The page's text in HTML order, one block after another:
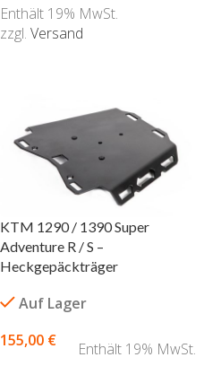
Enthält 19% MwSt.
zzgl. Versand
KTM 1290 / 1390 Super
Adventure R / S –
Heckgepäckträger
Auf Lager
155,00 €
Enthält 19% MwSt.